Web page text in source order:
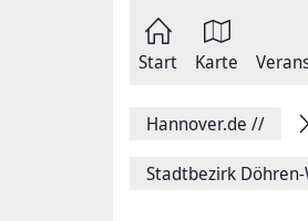
Start Karte
Hannover.de //
Stadtbezirk